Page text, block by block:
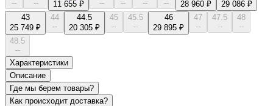
--
--
11 655 ₽
--
--
--
--
28 960 ₽
29 086 ₽
43
25 749 ₽
44
--
44.5
20 305 ₽
45
--
45.5
--
46
29 895 ₽
47
--
47.5
--
48
--
48.5
--
Характеристики
Описание
Где мы берем товары?
Как происходит доставка?